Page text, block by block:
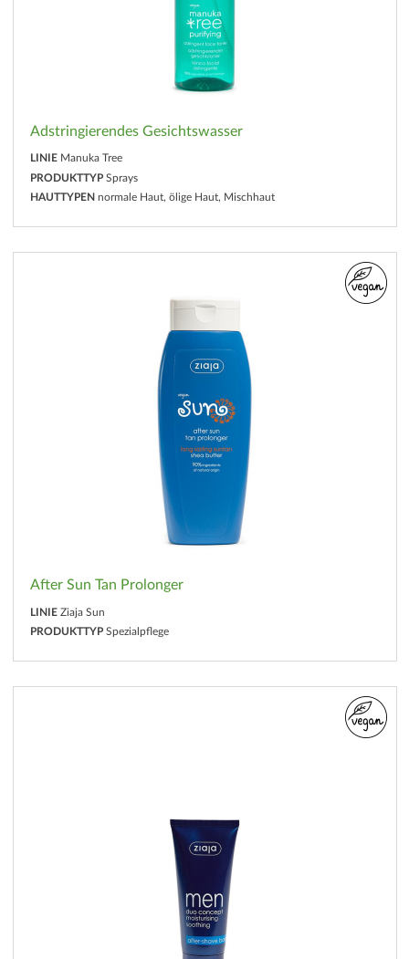
Adstringierendes Gesichtswasser
LINIE Manuka Tree
PRODUKTTYP Sprays
HAUTTYPEN normale Haut, ölige Haut, Mischhaut
After Sun Tan Prolonger
LINIE Ziaja Sun
PRODUKTTYP Spezialpflege